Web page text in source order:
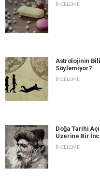
İNCELEME
Astrolojinin
Söylemiyor?
İNCELEME
Doğa Tarihi
Üzerine Bir
İNCELEME